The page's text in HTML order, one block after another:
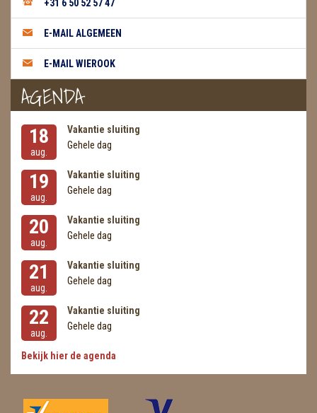
THEELICHTEN
VLINDERS
WIEROOK, OLIE & TOEBEHOREN
ZAKJES WATER ELIXERS
+31 6 50 52 57 47
E-MAIL ALGEMEEN
E-MAIL WIEROOK
AGENDA
18
aug.
Vakantie sluiting
Gehele dag
19
aug.
Vakantie sluiting
Gehele dag
20
aug.
Vakantie sluiting
Gehele dag
21
aug.
Vakantie sluiting
Gehele dag
22
aug.
Vakantie sluiting
Gehele dag
Bekijk hier de agenda